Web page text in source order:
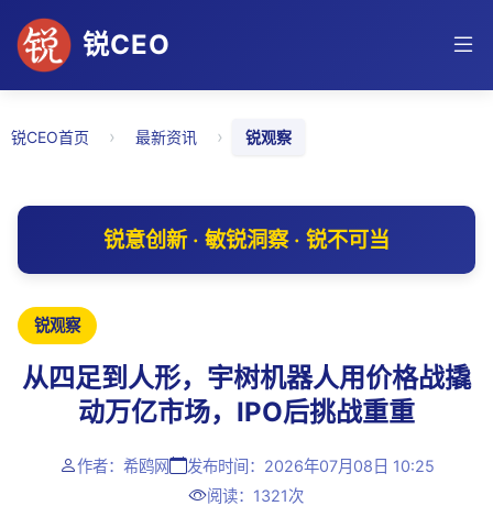
锐CEO
锐CEO首页 › 最新资讯 › 锐观察
锐意创新 · 敏锐洞察 · 锐不可当
锐观察
从四足到人形，宇树机器人用价格战撬
动万亿市场，IPO后挑战重重
作者：希鸥网
发布时间：2026年07月08日 10:25
阅读：1321次